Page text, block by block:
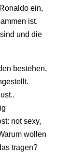
ein,
ist.
und die
bestehen,
not sexy,
wollen
tragen?